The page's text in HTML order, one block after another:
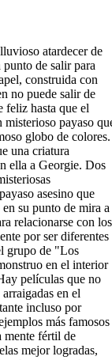
atardecer de
de salir para
construida con
no puede salir de
feliz hasta que el
misterioso payaso
globo de colores.
una criatura
ella a Georgie. Dos
asesino que
su punto de mira a
relacionarse con los
por ser diferentes
grupo de "Los
en el interior
películas que no
en el
incluso por
más famosos
mente fértil de
mejor logradas,